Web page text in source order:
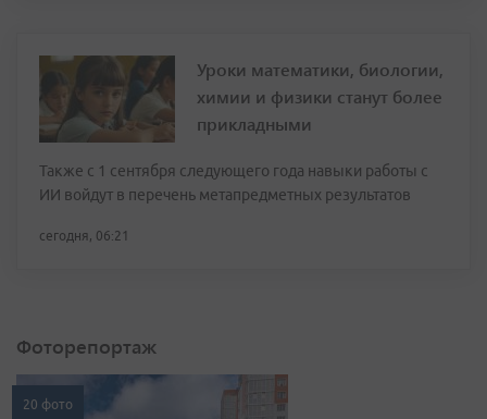
Уроки математики, биологии,
химии и физики станут более
прикладными
Также с 1 сентября следующего года навыки работы с
ИИ войдут в перечень метапредметных результатов
сегодня, 06:21
Фоторепортаж
20 фото